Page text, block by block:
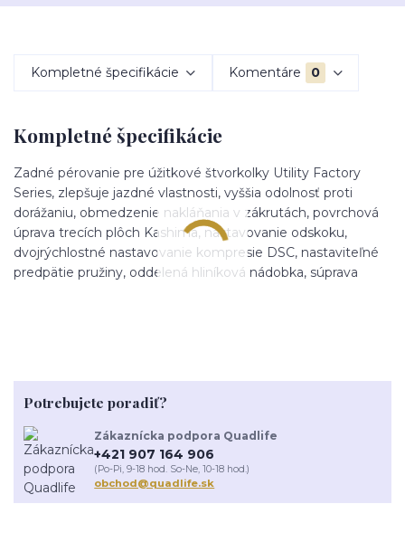
Kompletné špecifikácie Komentáre 0
Kompletné špecifikácie
Zadné pérovanie pre úžitkové štvorkolky Utility Factory
Series, zlepšuje jazdné vlastnosti, vyššia odolnosť proti
dorážaniu, obmedzenie nakláňania v zákrutách, povrchová
úprava trecích plôch Kashima, nastavovanie odskoku,
dvojrýchlostné nastavovanie kompresie DSC, nastaviteľné
predpätie pružiny, oddelená hliníková nádobka, súprava
Potrebujete poradiť?
Zákaznícka podpora Quadlife
+421 907 164 906
(Po-Pi, 9-18 hod. So-Ne, 10-18 hod.)
obchod@quadlife.sk